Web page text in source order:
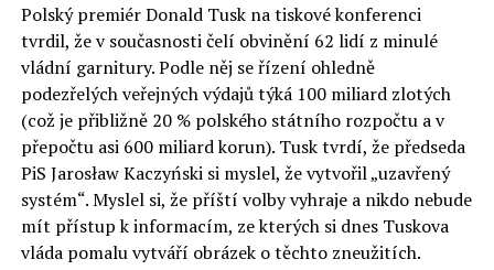
Otázky spojené s vývojem umělé inteligence budou na
fóru AI zvláště diskutovanou oblastí. Fórum AI bude
zahrnovat vyhrazenou tematickou trať skládající se z
panelů, prezentací, workshopů a speciálních akcí.
Budou diskutovány klíčové otázky vlivu umělé
inteligence ve společnosti, ale i v sektoru veřejných a
komerčních služeb. Budou se diskutovat problémy a
výzvy, kterým bude muset trh čelit tváří v tvář zásadním
technologickým změnám. Účastníci fóra také zváží, do
Polský premiér Donald Tusk na tiskové konferenci
tvrdil, že v současnosti čelí obvinění 62 lidí z minulé
vládní garnitury. Podle něj se řízení ohledně
podezřelých veřejných výdajů týká 100 miliard zlotých
(což je přibližně 20 % polského státního rozpočtu a v
přepočtu asi 600 miliard korun). Tusk tvrdí, že předseda
PiS Jarosław Kaczyński si myslel, že vytvořil „uzavřený
systém“. Myslel si, že příští volby vyhraje a nikdo nebude
mít přístup k informacím, ze kterých si dnes Tuskova
vláda pomalu vytváří obrázek o těchto zneužitích.